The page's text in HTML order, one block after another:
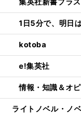
1日5分で、明日
kotoba
e!集英社
情報・知識＆オ
ライトノベル・ノ